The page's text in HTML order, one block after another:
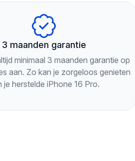
3 maanden garantie
minimaal 3 maanden garantie op
aan. Zo kan je zorgeloos genieten
je herstelde iPhone 16 Pro.